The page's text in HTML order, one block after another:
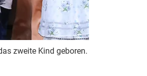
zweite Kind geboren.